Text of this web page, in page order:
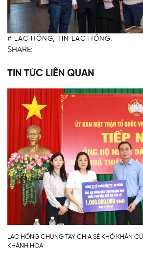
# LẠC HỒNG, TIN LẠC HỒNG,
SHARE:
TIN TỨC LIÊN QUAN
LẠC HỒNG CHUNG TAY CHIA SẺ KHÓ KHĂN
KHÁNH HÒA